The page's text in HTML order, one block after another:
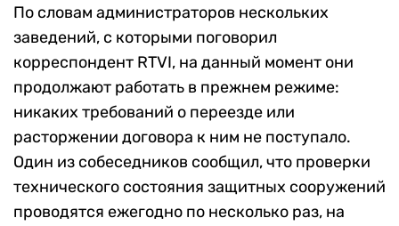
По словам администраторов нескольких
заведений, с которыми поговорил
корреспондент RTVI, на данный момент они
продолжают работать в прежнем режиме:
никаких требований о переезде или
расторжении договора к ним не поступало.
Один из собеседников сообщил, что проверки
технического состояния защитных сооружений
проводятся ежегодно по несколько раз, на